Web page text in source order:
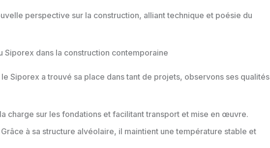
perspective sur la construction, alliant technique et poésie du
Siporex dans la construction contemporaine
Siporex a trouvé sa place dans tant de projets, observons ses qualités
charge sur les fondations et facilitant transport et mise en œuvre.
Grâce à sa structure alvéolaire, il maintient une température stable et